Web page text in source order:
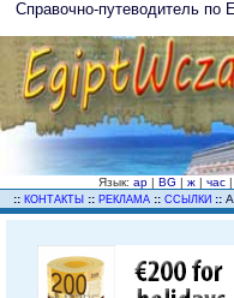
Справочно-путеводитель по
Язык:ар |BG |ж |час
:: КОНТАКТЫ :: РЕКЛАМА :: ССЫЛКИ ::